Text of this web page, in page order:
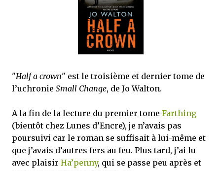
mettre sous tous les yeux. C'est cela...
"Half a crown" est le troisième et dernier tome de
l’uchronie Small Change, de Jo Walton.
A la fin de la lecture du premier tome Farthing
(bientôt chez Lunes d’Encre), je n’avais pas
poursuivi car le roman se suffisait à lui-même et
que j’avais d’autres fers au feu. Plus tard, j’ai lu
avec plaisir Ha’penny, qui se passe peu après et